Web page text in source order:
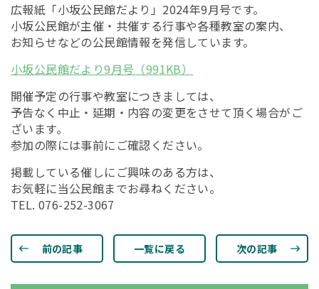
広報紙「小坂公民館だより」2024年9月号です。
小坂公民館が主催・共催する行事や各種教室の案内、
お知らせなどの公民館情報を発信しています。
小坂公民館だより9月号（991KB）
開催予定の行事や教室につきましては、
予告なく中止・延期・内容の変更をさせて頂く場合がご
ざいます。
参加の際には事前にご確認ください。
掲載している催しにご興味のある方は、
お気軽に当公民館までお尋ねください。
TEL. 076-252-3067
前の記事 一覧に戻る 次の記事